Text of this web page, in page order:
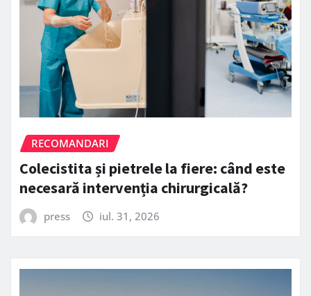
RECOMANDARI
Colecistita și pietrele la fiere: când este
necesară intervenția chirurgicală?
press iul. 31, 2026